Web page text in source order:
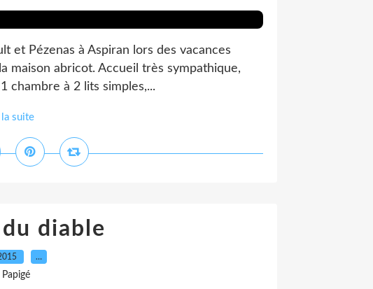
et Pézenas à Aspiran lors des vacances
maison abricot. Accueil très sympathique,
chambre à 2 lits simples,...
la suite
diable
…
Papigé